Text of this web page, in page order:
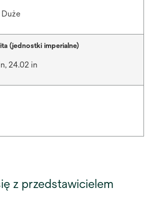
Duże
(jednostki imperialne)
24.02 in
z przedstawicielem